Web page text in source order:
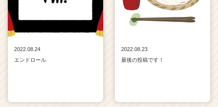
2022.08.24
エンドロール
2022.08.23
最後の投稿です！